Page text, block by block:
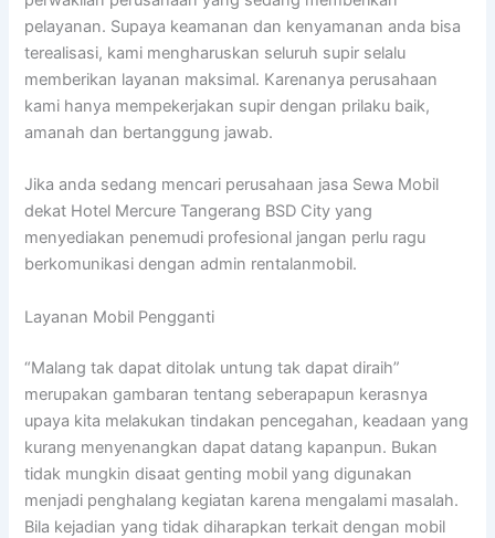
pelayanan. Supaya keamanan dan kenyamanan anda bisa
terealisasi, kami mengharuskan seluruh supir selalu
memberikan layanan maksimal. Karenanya perusahaan
kami hanya mempekerjakan supir dengan prilaku baik,
amanah dan bertanggung jawab.
Jika anda sedang mencari perusahaan jasa Sewa Mobil
dekat Hotel Mercure Tangerang BSD City yang
menyediakan penemudi profesional jangan perlu ragu
berkomunikasi dengan admin rentalanmobil.
Layanan Mobil Pengganti
“Malang tak dapat ditolak untung tak dapat diraih”
merupakan gambaran tentang seberapapun kerasnya
upaya kita melakukan tindakan pencegahan, keadaan yang
kurang menyenangkan dapat datang kapanpun. Bukan
tidak mungkin disaat genting mobil yang digunakan
menjadi penghalang kegiatan karena mengalami masalah.
Bila kejadian yang tidak diharapkan terkait dengan mobil